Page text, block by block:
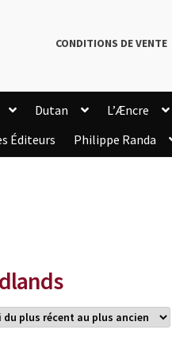
CONDITIONS DE VENTE
Dutan L’Æncre
Éditeurs Philippe Randa